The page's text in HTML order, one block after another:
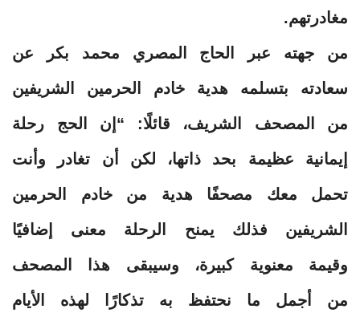
مغادرتهم.
من جهته عبر الحاج المصري محمد بكر عن
سعادته بتسلمه هدية خادم الحرمين الشريفين
من المصحف الشريف، قائلًا: “إن الحج رحلة
إيمانية عظيمة بحد ذاتها، لكن أن تغادر وأنت
تحمل معك مصحفًا هدية من خادم الحرمين
الشريفين فذلك يمنح الرحلة معنى إضافيًا
وقيمة معنوية كبيرة، وسيبقى هذا المصحف
من أجمل ما نحتفظ به تذكارًا لهذه الأيام